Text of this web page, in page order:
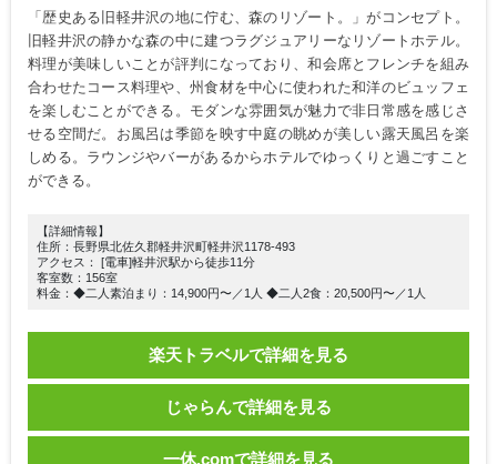
「歴史ある旧軽井沢の地に佇む、森のリゾート。」がコンセプト。
旧軽井沢の静かな森の中に建つラグジュアリーなリゾートホテル。
料理が美味しいことが評判になっており、和会席とフレンチを組み
合わせたコース料理や、州食材を中心に使われた和洋のビュッフェ
を楽しむことができる。モダンな雰囲気が魅力で非日常感を感じさ
せる空間だ。お風呂は季節を映す中庭の眺めが美しい露天風呂を楽
しめる。ラウンジやバーがあるからホテルでゆっくりと過ごすこと
ができる。
【詳細情報】
住所：長野県北佐久郡軽井沢町軽井沢1178-493
アクセス： [電車]軽井沢駅から徒歩11分
客室数：156室
料金：◆二人素泊まり：14,900円〜／1人 ◆二人2食：20,500円〜／1人
楽天トラベルで詳細を見る
じゃらんで詳細を見る
一休.comで詳細を見る